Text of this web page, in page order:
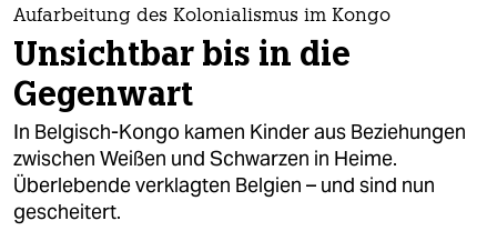
themen
politik
öko
gesellschaft
kultur
Aufarbeitung des Kolonialismus im Kongo
Unsichtbar bis in die
Gegenwart
In Belgisch-Kongo kamen Kinder aus Beziehungen
zwischen Weißen und Schwarzen in Heime.
Überlebende verklagten Belgien – und sind nun
gescheitert.